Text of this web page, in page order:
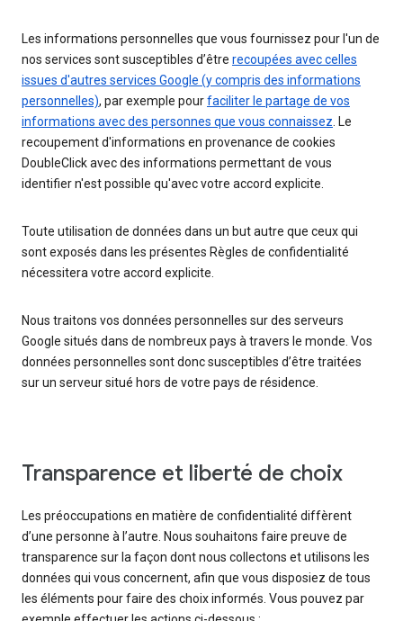
Les informations personnelles que vous fournissez pour l'un de
nos services sont susceptibles d’être recoupées avec celles
issues d'autres services Google (y compris des informations
personnelles), par exemple pourfaciliter le partage de vos
informations avec des personnes que vous connaissez. Le
recoupement d'informations en provenance de cookies
DoubleClick avec des informations permettant de vous
identifier n'est possible qu'avec votre accord explicite.
Toute utilisation de données dans un but autre que ceux qui
sont exposés dans les présentes Règles de confidentialité
nécessitera votre accord explicite.
Nous traitons vos données personnelles sur des serveurs
Google situés dans de nombreux pays à travers le monde. Vos
données personnelles sont donc susceptibles d’être traitées
sur un serveur situé hors de votre pays de résidence.
Transparence et liberté de choix
Les préoccupations en matière de confidentialité diffèrent
d’une personne à l’autre. Nous souhaitons faire preuve de
transparence sur la façon dont nous collectons et utilisons les
données qui vous concernent, afin que vous disposiez de tous
les éléments pour faire des choix informés. Vous pouvez par